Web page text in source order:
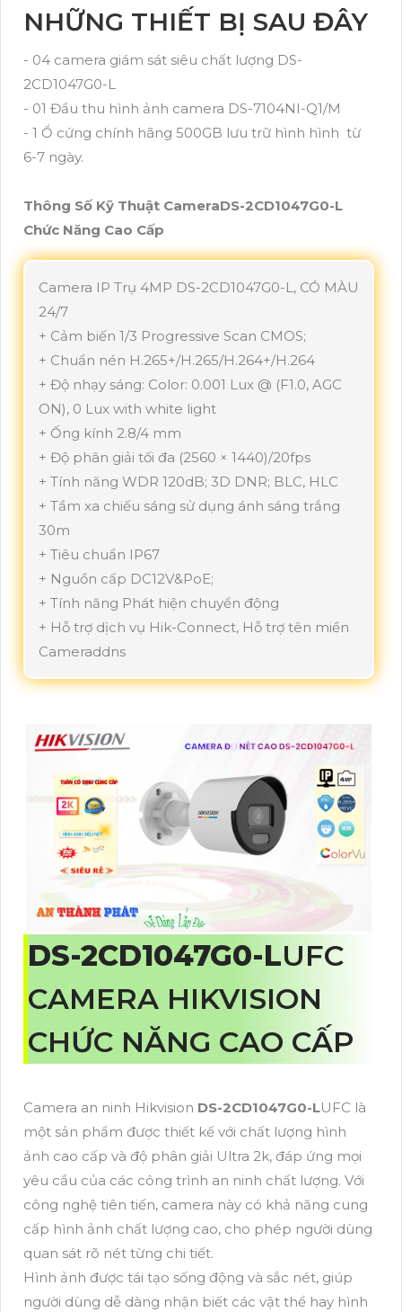
NHỮNG THIẾT BỊ SAU ĐÂY
- 04 camera giám sát siêu chất lượng DS-
2CD1047G0-L
- 01 Đầu thu hình ảnh camera DS-7104NI-Q1/M
- 1 Ổ cứng chính hãng 500GB lưu trữ hình hình từ
6-7 ngày.
Thông Số Kỹ Thuật CameraDS-2CD1047G0-L
Chức Năng Cao Cấp
Camera IP Trụ 4MP DS-2CD1047G0-L, CÓ MÀU
24/7
+ Cảm biến 1/3 Progressive Scan CMOS;
+ Chuẩn nén H.265+/H.265/H.264+/H.264
+ Độ nhạy sáng: Color: 0.001 Lux @ (F1.0, AGC
ON), 0 Lux with white light
+ Ống kính 2.8/4 mm
+ Độ phân giải tối đa (2560 × 1440)/20fps
+ Tính năng WDR 120dB; 3D DNR; BLC, HLC
+ Tầm xa chiếu sáng sử dụng ánh sáng trắng
30m
+ Tiêu chuẩn IP67
+ Nguồn cấp DC12V&PoE;
+ Tính năng Phát hiện chuyển động
+ Hỗ trợ dịch vụ Hik-Connect, Hỗ trợ tên miền
Cameraddns
DS-2CD1047G0-LUFC
CAMERA HIKVISION
CHỨC NĂNG CAO CẤP
Camera an ninh Hikvision DS-2CD1047G0-LUFC là
một sản phẩm được thiết kế với chất lượng hình
ảnh cao cấp và độ phân giải Ultra 2k, đáp ứng mọi
yêu cầu của các công trình an ninh chất lượng. Với
công nghệ tiên tiến, camera này có khả năng cung
cấp hình ảnh chất lượng cao, cho phép người dùng
quan sát rõ nét từng chi tiết.
Hình ảnh được tái tạo sống động và sắc nét, giúp
người dùng dễ dàng nhận biết các vật thể hay hình